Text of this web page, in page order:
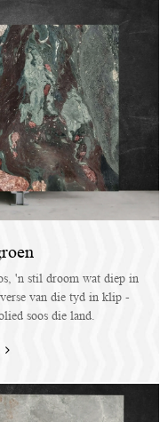
'n stil droom wat diep in
van die tyd in klip -
soos die land.